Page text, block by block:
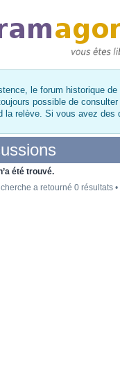
le forum historique
possible de
la relève. Si vous avez
été trouvé.
a retourné 0 résultats •